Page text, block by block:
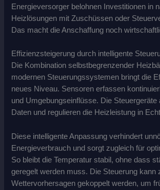
Energieversorger belohnen Investitionen in
Heizlösungen mit Zuschüssen oder
Das macht die Anschaffung noch
Effizienzsteigerung durch intelligente
Die Kombination selbstbegrenzender
modernen Steuerungssystemen bringt die
neues Niveau. Sensoren erfassen
und Umgebungseinflüsse. Die Steuergeräte
Daten und regulieren die Heizleistung in
Diese intelligente Anpassung verhindert
Energieverbrauch und sorgt zugleich für
So bleibt die Temperatur stabil, ohne dass
geregelt werden muss. Die Steuerung kann
Wettervorhersagen gekoppelt werden, um